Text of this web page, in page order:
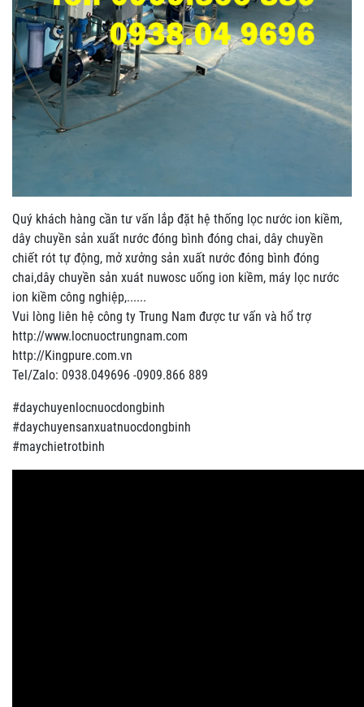
Quý khách hàng cần tư vấn lắp đặt hệ thống lọc nước ion kiềm,
dây chuyền sản xuất nước đóng bình đóng chai, dây chuyền
chiết rót tự động, mở xưởng sản xuất nước đóng bình đóng
chai,dây chuyền sản xuát nuwosc uống ion kiềm, máy lọc nước
ion kiềm công nghiệp,......
Vui lòng liên hệ công ty Trung Nam được tư vấn và hổ trợ
http://www.locnuoctrungnam.com
http://Kingpure.com.vn
Tel/Zalo: 0938.049696 -0909.866 889
#daychuyenlocnuocdongbinh
#daychuyensanxuatnuocdongbinh
#maychietrotbinh